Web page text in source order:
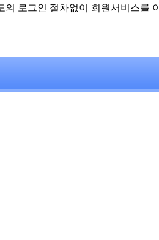
로그인 절차없이 회원서비스를